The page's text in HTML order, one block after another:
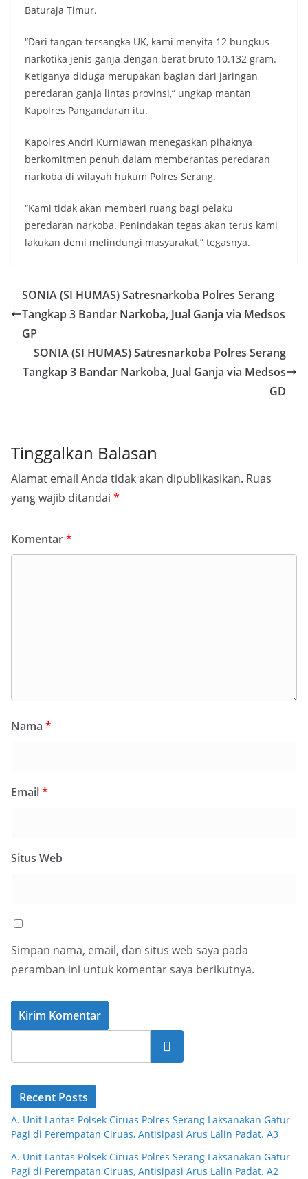
Baturaja Timur.
“Dari tangan tersangka UK, kami menyita 12 bungkus
narkotika jenis ganja dengan berat bruto 10.132 gram.
Ketiganya diduga merupakan bagian dari jaringan
peredaran ganja lintas provinsi,” ungkap mantan
Kapolres Pangandaran itu.
Kapolres Andri Kurniawan menegaskan pihaknya
berkomitmen penuh dalam memberantas peredaran
narkoba di wilayah hukum Polres Serang.
“Kami tidak akan memberi ruang bagi pelaku
peredaran narkoba. Penindakan tegas akan terus kami
lakukan demi melindungi masyarakat,” tegasnya.
SONIA (SI HUMAS) Satresnarkoba Polres Serang
Tangkap 3 Bandar Narkoba, Jual Ganja via Medsos
GP
SONIA (SI HUMAS) Satresnarkoba Polres Serang
Tangkap 3 Bandar Narkoba, Jual Ganja via Medsos
GD
Tinggalkan Balasan
Alamat email Anda tidak akan dipublikasikan. Ruas
yang wajib ditandai *
Komentar*
Nama *
Email*
Situs Web
Simpan nama, email, dan situs web saya pada
peramban ini untuk komentar saya berikutnya.
Cari
Recent Posts
A. Unit Lantas Polsek Ciruas Polres Serang Laksanakan Gatur
Pagi di Perempatan Ciruas, Antisipasi Arus Lalin Padat. A3
A. Unit Lantas Polsek Ciruas Polres Serang Laksanakan Gatur
Pagi di Perempatan Ciruas, Antisipasi Arus Lalin Padat. A2